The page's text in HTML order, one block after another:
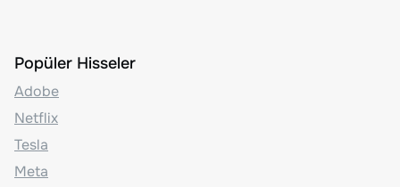
Popüler Hisseler
Adobe
Netflix
Tesla
Meta